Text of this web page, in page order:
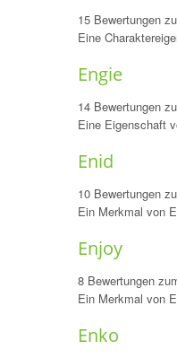
15 Bewertungen
Eine
Engie
14 Bewertungen
Eine Eigenschaft
Enid
10 Bewertungen
Ein Merkmal von
Enjoy
8 Bewertungen
Ein Merkmal von
Enko